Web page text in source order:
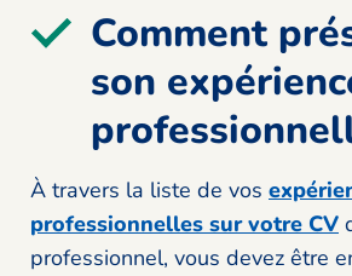
Comment
son
À travers la liste de vos
professionnelles sur votre CV
professionnel, vous devez être